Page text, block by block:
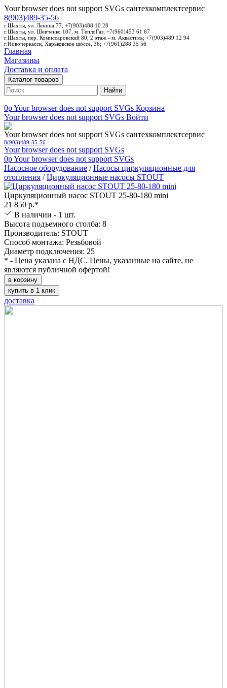
Your browser does not support SVGs сантехкомплектсервис
8(903)489-35-56
г.Шахты, ул. Ленина 77; +7(903)488 10 28
г.Шахты, ул. Шевченко 107, м. ТеплоГаз; +7(960)453 61 67
г.Шахты, пер. Комиссаровский 80, 2 этаж - м. Аквастиль; +7(903)489 12 94
г.Новочеркасск, Харьковское шоссе, 36; +7(961)288 35 56
Главная
Магазины
Доставка и оплата
Каталог товаров
Найти
0pYour browser does not support SVGs Корзина
Your browser does not support SVGs Войти
Your browser does not support SVGs сантехкомплектсервис
8(903)489-35-56
Your browser does not support SVGs
0pYour browser does not support SVGs
Насосное оборудование /Насосы циркуляционные для
отопления /Циркуляционные насосы STOUT
Циркуляционный насос STOUT 25-80-180 mini
21 850 р.*
В наличии - 1 шт.
Высота подъемного столба: 8
Производитель: STOUT
Способ монтажа: Резьбовой
Диаметр подключения: 25
* - Цена указана с НДС. Цены, указанные на сайте, не
являются публичной офертой!
в корзину
купить в 1 клик
доставка